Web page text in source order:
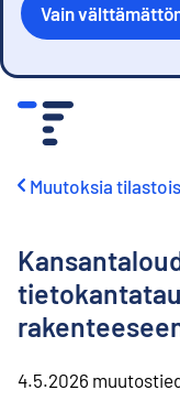
Vain
Muutoksia
4.5.2026